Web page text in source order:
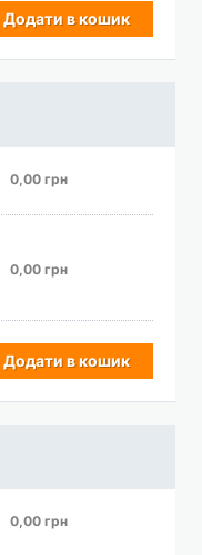
Додати в кошик
0,00 грн
0,00 грн
Додати в кошик
0,00 грн